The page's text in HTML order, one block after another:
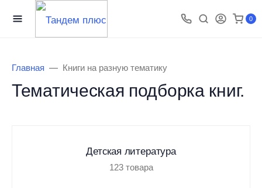
0
Главная Книги на разную тематику
Тематическая подборка книг.
Детская литература
123 товара